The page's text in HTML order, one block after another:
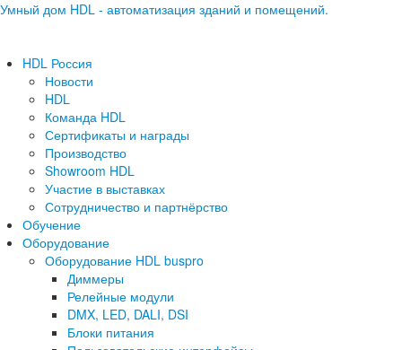
Умный дом HDL - автоматизация зданий и помещений.
HDL Россия
Новости
HDL
Команда HDL
Сертификаты и награды
Производство
Showroom HDL
Участие в выставках
Сотрудничество и партнёрство
Обучение
Оборудование
Оборудование HDL buspro
Диммеры
Релейные модули
DMX, LED, DALI, DSI
Блоки питания